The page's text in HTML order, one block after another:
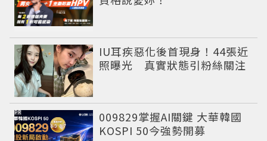
IU耳疾惡化後首現身！44張近
照曝光 真實狀態引粉絲關注
009829掌握AI關鍵 大華韓國
KOSPI 50今強勢開募
PR